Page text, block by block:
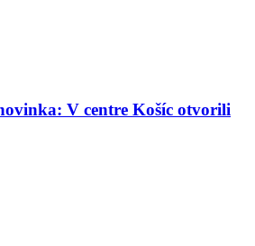
V centre Košíc otvorili